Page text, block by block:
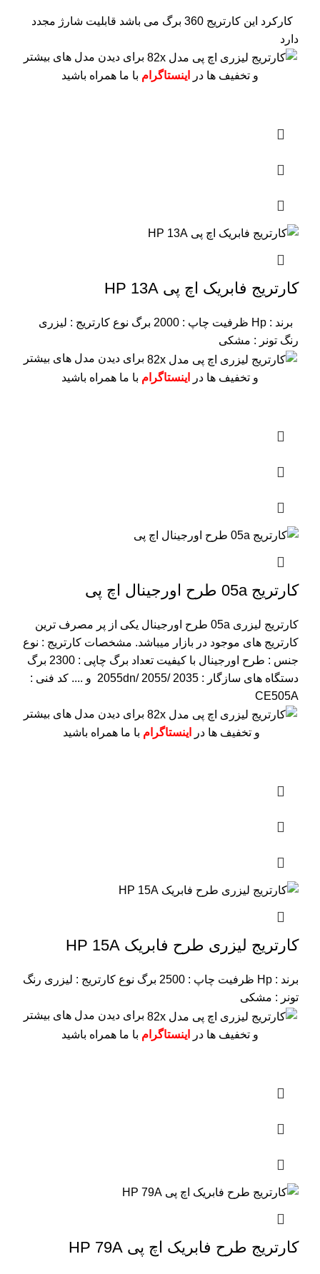
کارکرد این کارتریج 360 برگ می باشد
قابلیت شارژ مجدد
دارد
برای دیدن مدل های بیشتر
و تخفیف ها در
اینستاگرام با ما همراه باشید
کارتریج فابریک اچ پی HP 13A
برند : Hp ظرفیت چاپ : 2000 برگ
نوع کارتریج : لیزری
رنگ تونر : مشکی
برای دیدن مدل های بیشتر
و تخفیف ها در
اینستاگرام با ما همراه باشید
کارتریج 05a طرح اورجینال اچ پی
کارتریج لیزری 05a طرح اورجینال یکی از پر مصرف ترین
کارتریج های موجود در بازار میباشد. مشخصات کارتریج : نوع
جنس : طرح اورجینال با کیفیت تعداد برگ چاپی : 2300 برگ
دستگاه های سازگار : 2055dn/ 2055/ 2035 و ....
کد فنی :
CE505A
برای دیدن مدل های بیشتر
و تخفیف ها در
اینستاگرام با ما همراه باشید
کارتریج لیزری طرح فابریک HP 15A
برند : Hp ظرفیت چاپ : 2500 برگ نوع کارتریج : لیزری رنگ
تونر : مشکی
برای دیدن مدل های بیشتر
و تخفیف ها در
اینستاگرام با ما همراه باشید
کارتریج طرح فابریک اچ پی HP 79A